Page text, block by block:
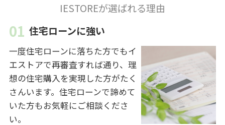
IESTOREが選ばれる理由
住宅ローンに強い
一度住宅ローンに落ちた方でもイ
エストアで再審査すれば通り、理
想の住宅購入を実現した方がたく
さんいます。住宅ローンで諦めて
いた方もお気軽にご相談くださ
い。